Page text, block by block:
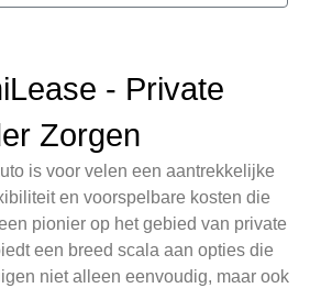
- Private
Zorgen
is voor velen een aantrekkelijke
en voorspelbare kosten die
pionier op het gebied van private
een breed scala aan opties die
niet alleen eenvoudig, maar ook